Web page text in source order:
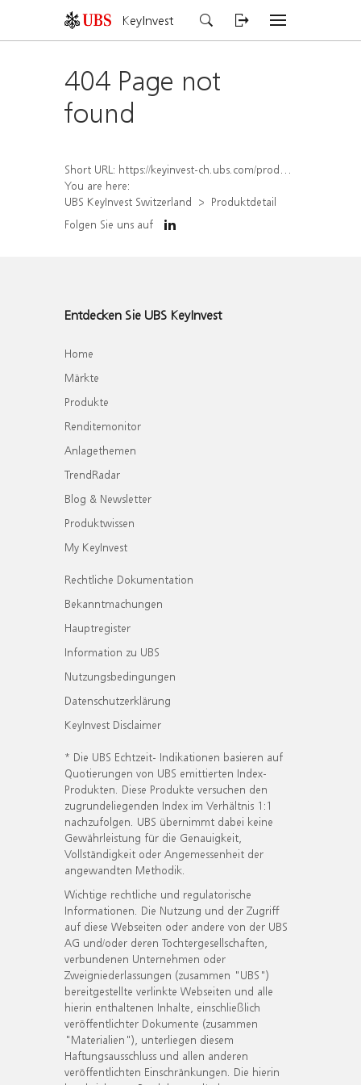
KeyInvest
404 Page not
found
Short URL: https://keyinvest-ch.ubs.com/produkt/detail/index/isin/CH1551158467
You are here:
UBS KeyInvest Switzerland
Produktdetail
Folgen Sie uns auf
Entdecken Sie UBS KeyInvest
Home
Märkte
Produkte
Renditemonitor
Anlagethemen
TrendRadar
Blog & Newsletter
Produktwissen
My KeyInvest
Rechtliche Dokumentation
Bekanntmachungen
Hauptregister
Information zu UBS
Nutzungsbedingungen
Datenschutzerklärung
KeyInvest Disclaimer
* Die UBS Echtzeit- Indikationen basieren auf
Quotierungen von UBS emittierten Index-
Produkten. Diese Produkte versuchen den
zugrundeliegenden Index im Verhältnis 1:1
nachzufolgen. UBS übernimmt dabei keine
Gewährleistung für die Genauigkeit,
Vollständigkeit oder Angemessenheit der
angewandten Methodik.
Wichtige rechtliche und regulatorische
Informationen. Die Nutzung und der Zugriff
auf diese Webseiten oder andere von der UBS
AG und/oder deren Tochtergesellschaften,
verbundenen Unternehmen oder
Zweigniederlassungen (zusammen "UBS")
bereitgestellte verlinkte Webseiten und alle
hierin enthaltenen Inhalte, einschließlich
veröffentlichter Dokumente (zusammen
"Materialien"), unterliegen diesem
Haftungsausschluss und allen anderen
veröffentlichten Einschränkungen. Die hierin